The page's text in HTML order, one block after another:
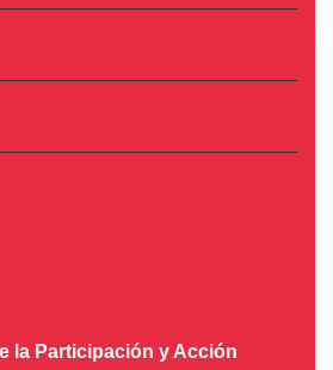
la Participación y Acción